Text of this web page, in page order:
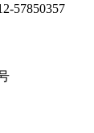
57850357